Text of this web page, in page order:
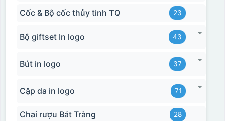
Cốc & Bộ cốc thủy tinh TQ 23
Bộ giftset In logo 43
Bút in logo 37
Cặp da in logo 71
Chai rượu Bát Tràng 28